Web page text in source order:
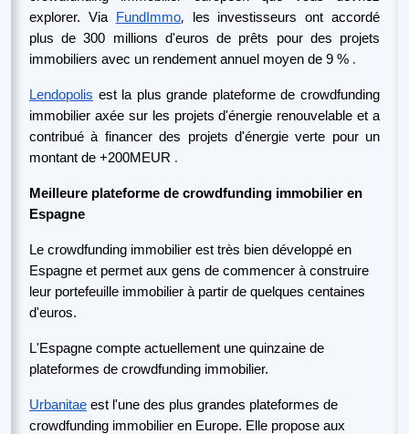
explorer. Via
FundImmo, les investisseurs ont accordé
plus de 300 millions d'euros de prêts pour des projets
immobiliers avec un rendement annuel moyen de 9 % .
Lendopolis est la plus grande plateforme de crowdfunding
immobilier axée sur les projets d'énergie renouvelable et a
contribué à financer des projets d'énergie verte pour un
montant de +200MEUR .
Meilleure plateforme de crowdfunding immobilier en
Espagne
Le crowdfunding immobilier est très bien développé en
Espagne et permet aux gens de commencer à construire
leur portefeuille immobilier à partir de quelques centaines
d'euros.
L'Espagne compte actuellement une quinzaine de
plateformes de crowdfunding immobilier.
Urbanitae est l'une des plus grandes plateformes de
crowdfunding immobilier en Europe. Elle propose aux